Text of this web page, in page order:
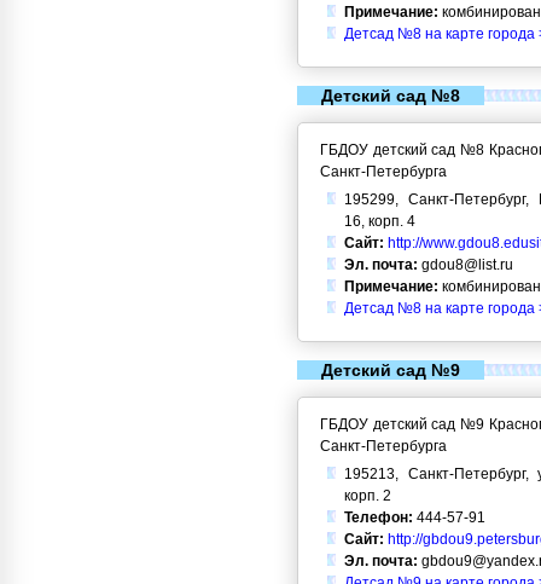
Примечание:
Детсад №8 на карте города
Детский сад №8
ГБДОУ детский сад №8
Санкт-Петербурга
195299, Санкт-
16, корп. 4
Сайт: http://
Эл. почта: gdou8@list.ru
Примечание:
Детсад №8 на карте города
Детский сад №9
ГБДОУ детский сад №9
Санкт-Петербурга
195213, Санкт-
корп. 2
Телефон: 444-57-91
Сайт: http://
Эл. почта: